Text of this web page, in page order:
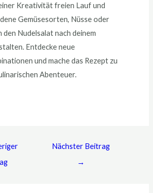
Kreativität freien Lauf und
Gemüsesorten, Nüsse oder
den Nudelsalat nach deinem
Entdecke neue
und mache das Rezept zu
Abenteuer.
Nächster Beitrag
→